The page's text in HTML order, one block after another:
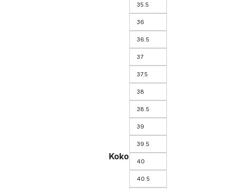
Koko
35.5
36
36.5
37
37.5
38
38.5
39
39.5
40
40.5